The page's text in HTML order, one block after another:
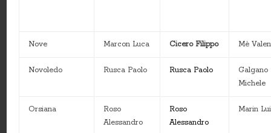
Nove Marcon Luca Cicero Filippo Mè
Novoledo Rusca Paolo Rusca Paolo
Galgano
Michele
Orsiana
Roso
Alessandro
Roso
Alessandro
Marin